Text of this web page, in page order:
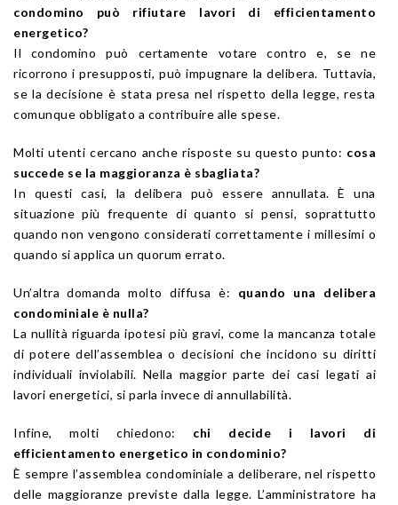
condomino può rifiutare lavori di efficientamento
energetico?
Il condomino può certamente votare contro e, se ne
ricorrono i presupposti, può impugnare la delibera. Tuttavia,
se la decisione è stata presa nel rispetto della legge, resta
comunque obbligato a contribuire alle spese.
Molti utenti cercano anche risposte su questo punto: cosa
succede se la maggioranza è sbagliata?
In questi casi, la delibera può essere annullata. È una
situazione più frequente di quanto si pensi, soprattutto
quando non vengono considerati correttamente i millesimi o
quando si applica un quorum errato.
Un’altra domanda molto diffusa è: quando una delibera
condominiale è nulla?
La nullità riguarda ipotesi più gravi, come la mancanza totale
di potere dell’assemblea o decisioni che incidono su diritti
individuali inviolabili. Nella maggior parte dei casi legati ai
lavori energetici, si parla invece di annullabilità.
Infine, molti chiedono: chi decide i lavori di
efficientamento energetico in condominio?
È sempre l’assemblea condominiale a deliberare, nel rispetto
delle maggioranze previste dalla legge. L’amministratore ha